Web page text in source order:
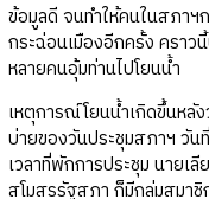
ข้อมูลดี จนทำให้คนในสภาฯ
กระฉ่อนเมืองอีกครั้ง คราว
หลายคนอุ้มท่านไปโยนน้ำ
เหตุการณ์โยนน้ำเกิดขึ้นหลั
บ่ายของวันประชุมสภาฯ วั
เวลาที่พักการประชุม นายเ
สโมสรรัฐสภา ก็มีกลุ่มสมา